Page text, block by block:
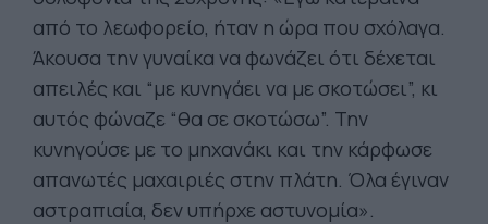
από το λεωφορείο, ήταν η ώρα που σχόλαγα.
Άκουσα την γυναίκα να φωνάζει ότι δέχεται
απειλές και “με κυνηγάει να με σκοτώσει”, κι
αυτός φώναζε “θα σε σκοτώσω”. Την
κυνηγούσε με το μηχανάκι και την κάρφωσε
απανωτές μαχαιριές στην πλάτη. Όλα έγιναν
αστραπιαία, δεν υπήρχε αστυνομία».